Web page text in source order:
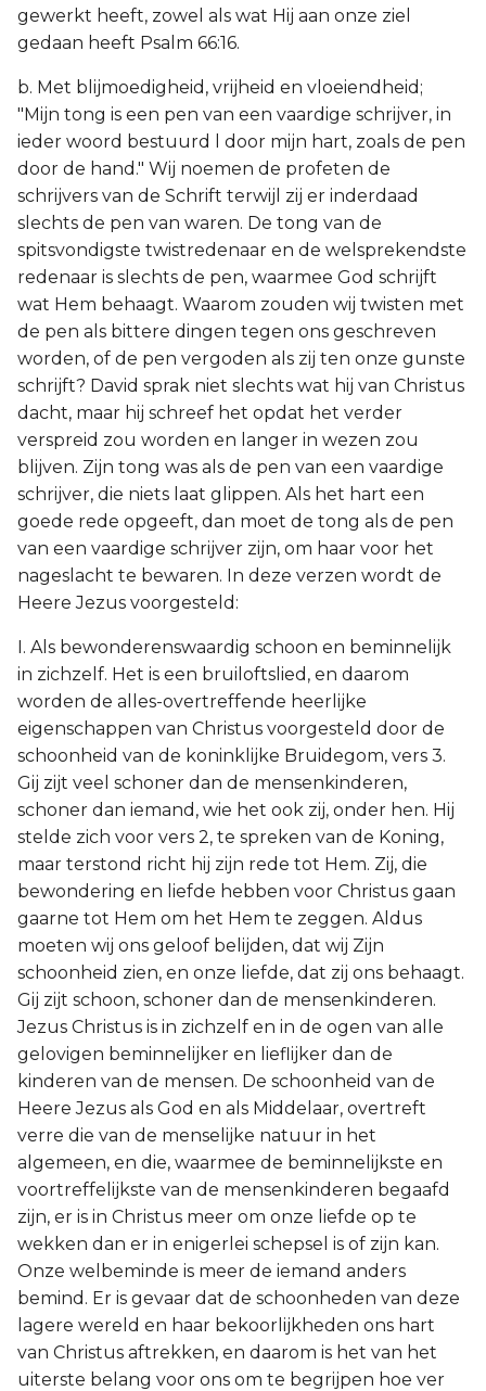
gewerkt heeft, zowel als wat Hij aan onze ziel
gedaan heeft Psalm 66:16.
b. Met blijmoedigheid, vrijheid en vloeiendheid;
"Mijn tong is een pen van een vaardige schrijver, in
ieder woord bestuurd l door mijn hart, zoals de pen
door de hand." Wij noemen de profeten de
schrijvers van de Schrift terwijl zij er inderdaad
slechts de pen van waren. De tong van de
spitsvondigste twistredenaar en de welsprekendste
redenaar is slechts de pen, waarmee God schrijft
wat Hem behaagt. Waarom zouden wij twisten met
de pen als bittere dingen tegen ons geschreven
worden, of de pen vergoden als zij ten onze gunste
schrijft? David sprak niet slechts wat hij van Christus
dacht, maar hij schreef het opdat het verder
verspreid zou worden en langer in wezen zou
blijven. Zijn tong was als de pen van een vaardige
schrijver, die niets laat glippen. Als het hart een
goede rede opgeeft, dan moet de tong als de pen
van een vaardige schrijver zijn, om haar voor het
nageslacht te bewaren. In deze verzen wordt de
Heere Jezus voorgesteld:
I. Als bewonderenswaardig schoon en beminnelijk
in zichzelf. Het is een bruiloftslied, en daarom
worden de alles-overtreffende heerlijke
eigenschappen van Christus voorgesteld door de
schoonheid van de koninklijke Bruidegom, vers 3.
Gij zijt veel schoner dan de mensenkinderen,
schoner dan iemand, wie het ook zij, onder hen. Hij
stelde zich voor vers 2, te spreken van de Koning,
maar terstond richt hij zijn rede tot Hem. Zij, die
bewondering en liefde hebben voor Christus gaan
gaarne tot Hem om het Hem te zeggen. Aldus
moeten wij ons geloof belijden, dat wij Zijn
schoonheid zien, en onze liefde, dat zij ons behaagt.
Gij zijt schoon, schoner dan de mensenkinderen.
Jezus Christus is in zichzelf en in de ogen van alle
gelovigen beminnelijker en lieflijker dan de
kinderen van de mensen. De schoonheid van de
Heere Jezus als God en als Middelaar, overtreft
verre die van de menselijke natuur in het
algemeen, en die, waarmee de beminnelijkste en
voortreffelijkste van de mensenkinderen begaafd
zijn, er is in Christus meer om onze liefde op te
wekken dan er in enigerlei schepsel is of zijn kan.
Onze welbeminde is meer de iemand anders
bemind. Er is gevaar dat de schoonheden van deze
lagere wereld en haar bekoorlijkheden ons hart
van Christus aftrekken, en daarom is het van het
uiterste belang voor ons om te begrijpen hoe ver